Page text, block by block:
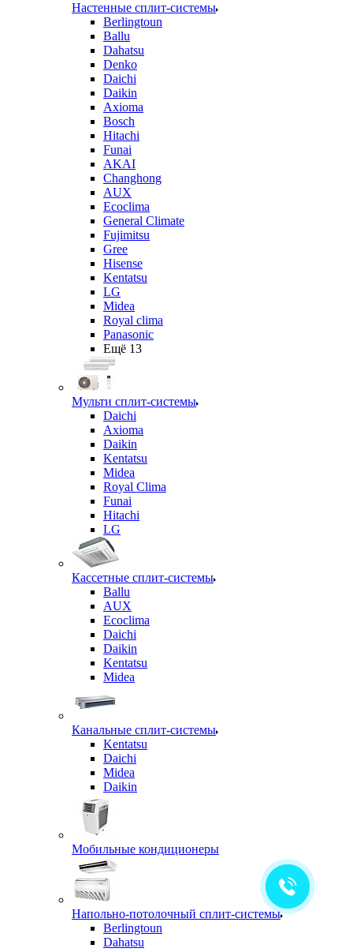
Настенные сплит-системы
Berlingtoun
Ballu
Dahatsu
Denko
Daichi
Daikin
Axioma
Bosch
Hitachi
Funai
AKAI
Changhong
AUX
Ecoclima
General Climate
Fujimitsu
Gree
Hisense
Kentatsu
LG
Midea
Royal clima
Panasonic
Ещё 13
Мульти сплит-системы
Daichi
Axioma
Daikin
Kentatsu
Midea
Royal Clima
Funai
Hitachi
LG
Кассетные сплит-системы
Ballu
AUX
Ecoclima
Daichi
Daikin
Kentatsu
Midea
Канальные сплит-системы
Kentatsu
Daichi
Midea
Daikin
Мобильные кондиционеры
Напольно-потолочный сплит-системы
Berlingtoun
Dahatsu